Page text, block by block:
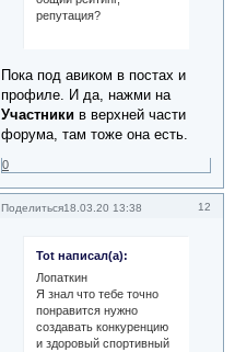
репутация?
Пока под авиком в постах и
профиле. И да, нажми на
Участники в верхней части
форума, там тоже она есть.
0
Поделиться 12
18.03.20 13:38
Tot написал(а):
Лопаткин
Я знал что тебе точно
понравится нужно
создавать конкуренцию
и здоровый спортивный